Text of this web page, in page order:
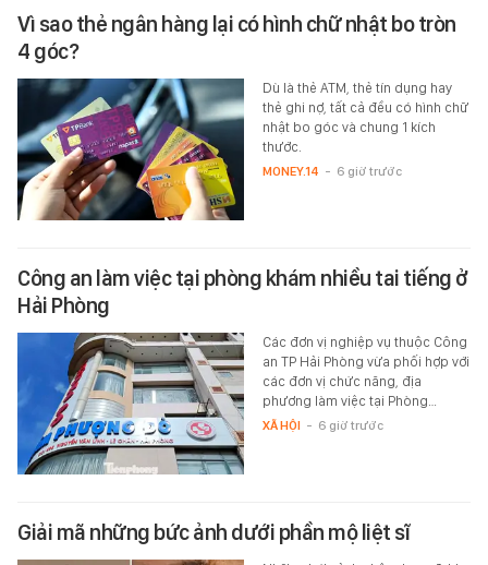
Vì sao thẻ ngân hàng lại có hình chữ nhật bo tròn
4 góc?
Dù là thẻ ATM, thẻ tín dụng hay
thẻ ghi nợ, tất cả đều có hình chữ
nhật bo góc và chung 1 kích
thước.
MONEY.14 - 6 giờ trước
Công an làm việc tại phòng khám nhiều tai tiếng ở
Hải Phòng
Các đơn vị nghiệp vụ thuộc Công
an TP Hải Phòng vừa phối hợp với
các đơn vị chức năng, địa
phương làm việc tại Phòng…
XÃ HỘI - 6 giờ trước
Giải mã những bức ảnh dưới phần mộ liệt sĩ